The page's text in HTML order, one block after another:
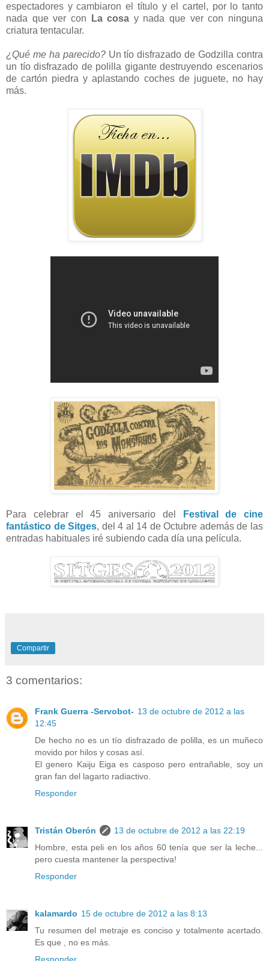
espectadores y cambiaron el título y el cartel, por lo tanto
nada que ver con
La cosa y nada que ver con ninguna
criatura tentacular.
¿Qué me ha parecido?Un tío disfrazado de Godzilla contra
un tío disfrazado de polilla gigante destruyendo escenarios
de cartón piedra y aplastando coches de juguete, no hay
más.
Para celebrar el 45 aniversario del
Festival de cine
fantástico de Sitges, del 4 al 14 de Octubre además de las
entradas habituales iré subiendo cada día una película.
Compartir
3 comentarios:
Frank Guerra -Servobot- 13 de octubre de 2012 a las
12:45
De hecho no es un tío disfrazado de polilla, es un muñeco
movido por hilos y cosas así.
El genero Kaiju Eiga es casposo pero entrañable, soy un
gran fan del lagarto radiactivo.
Responder
Tristán Oberón
13 de octubre de 2012 a las 22:19
Hombre, esta peli en los años 60 tenía que ser la leche...
pero cuesta mantener la perspectiva!
Responder
kalamardo 15 de octubre de 2012 a las 8:13
Tu resumen del metraje es conciso y totalmente acertado.
Es que , no es más.